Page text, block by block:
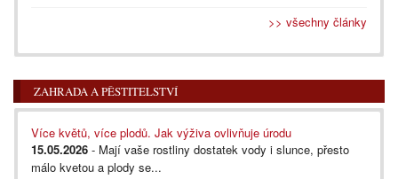
>> všechny články
ZAHRADA A PĚSTITELSTVÍ
Více květů, více plodů. Jak výživa ovlivňuje úrodu
15.05.2026 - Mají vaše rostliny dostatek vody i slunce, přesto
málo kvetou a plody se...